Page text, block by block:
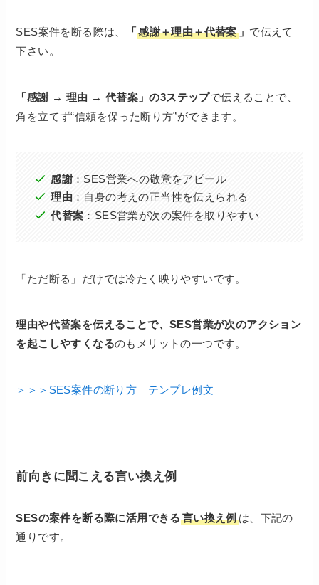
SES案件を断る際は、 「感謝＋理由＋代替案」 で伝えて
下さい。
「感謝 → 理由 → 代替案」の3ステップで伝えることで、
角を立てず“信頼を保った断り方”ができます。
感謝：SES営業への敬意をアピール
理由：自身の考えの正当性を伝えられる
代替案 ：SES営業が次の案件を取りやすい
「ただ断る」だけでは冷たく映りやすいです。
理由や代替案を伝えることで、SES営業が次のアクション
を起こしやすくなるのもメリットの一つです。
＞＞＞SES案件の断り方｜テンプレ例文
前向きに聞こえる言い換え例
SESの案件を断る際に活用できる 言い換え例は、下記の
通りです。